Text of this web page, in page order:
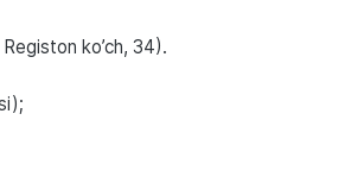
ko’ch, 34).